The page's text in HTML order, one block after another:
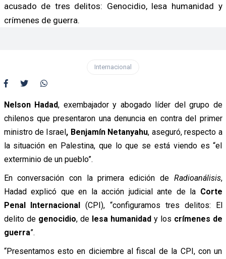
acusado de tres delitos: Genocidio, lesa humanidad y
crímenes de guerra.
Internacional
Nelson Hadad, exembajador y abogado líder del grupo de
chilenos que presentaron una denuncia en contra del primer
ministro de Israel, Benjamín Netanyahu, aseguró, respecto a
la situación en Palestina, que lo que se está viendo es “el
exterminio de un pueblo”.
En conversación con la primera edición de Radioanálisis,
Hadad explicó que en la acción judicial ante de la Corte
Penal Internacional (CPI), “configuramos tres delitos: El
delito de genocidio, de lesa humanidady los crímenes de
guerra”.
“Presentamos esto en diciembre al fiscal de la CPI, con un